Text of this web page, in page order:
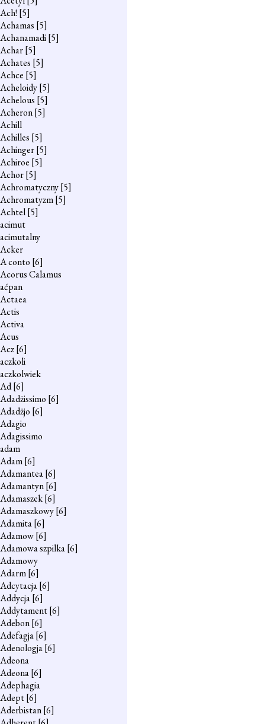
Ach! [5]
Achamas [5]
Achanamadi[5]
Achar[5]
Achates [5]
Achce [5]
Acheloidy[5]
Achelous [5]
Acheron[5]
Achill
Achilles [5]
Achinger[5]
Achiroe [5]
Achor[5]
Achromatyczny[5]
Achromatyzm[5]
Achtel[5]
acimut
acimutalny
Acker
A conto [6]
Acorus Calamus
aćpan
Actaea
Actis
Activa
Acus
Acz[6]
aczkoli
aczkolwiek
Ad[6]
Adadżissimo [6]
Adadżjo [6]
Adagio
Adagissimo
adam
Adam[6]
Adamantea[6]
Adamantyn[6]
Adamaszek[6]
Adamaszkowy[6]
Adamita[6]
Adamow[6]
Adamowa szpilka[6]
Adamowy
Adarm[6]
Adcytacja[6]
Addycja[6]
Addytament[6]
Adebon[6]
Adefagja[6]
Adenologja[6]
Adeona
Adeona[6]
Adephagia
Adept[6]
Aderbistan[6]